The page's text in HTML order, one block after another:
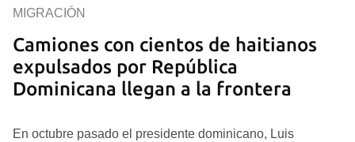
Camiones con cientos de haitianos
expulsados por República
Dominicana llegan a la frontera
MIGRACIÓN
En octubre pasado el presidente dominicano, Luis